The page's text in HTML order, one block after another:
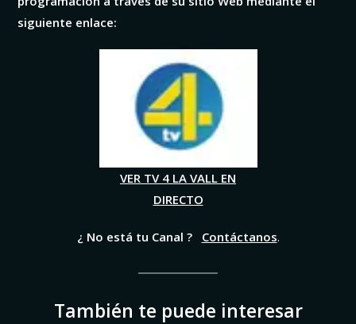
siguiente enlace:
VER TV 4 LA VALL EN
DIRECTO
¿ No está tu Canal ? Contáctanos.
También te puede interesar